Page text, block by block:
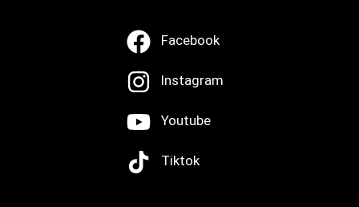
Facebook
Instagram
Youtube
Tiktok